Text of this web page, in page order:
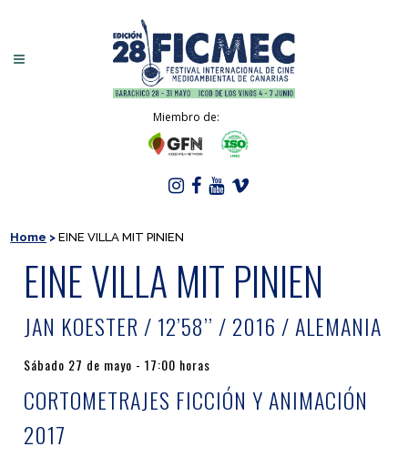
Miembro de:
Home >EINE VILLA MIT PINIEN
EINE VILLA MIT PINIEN
JAN KOESTER / 12’58’’ / 2016 / ALEMANIA
Sábado 27 de mayo - 17:00 horas
CORTOMETRAJES FICCIÓN Y ANIMACIÓN
2017